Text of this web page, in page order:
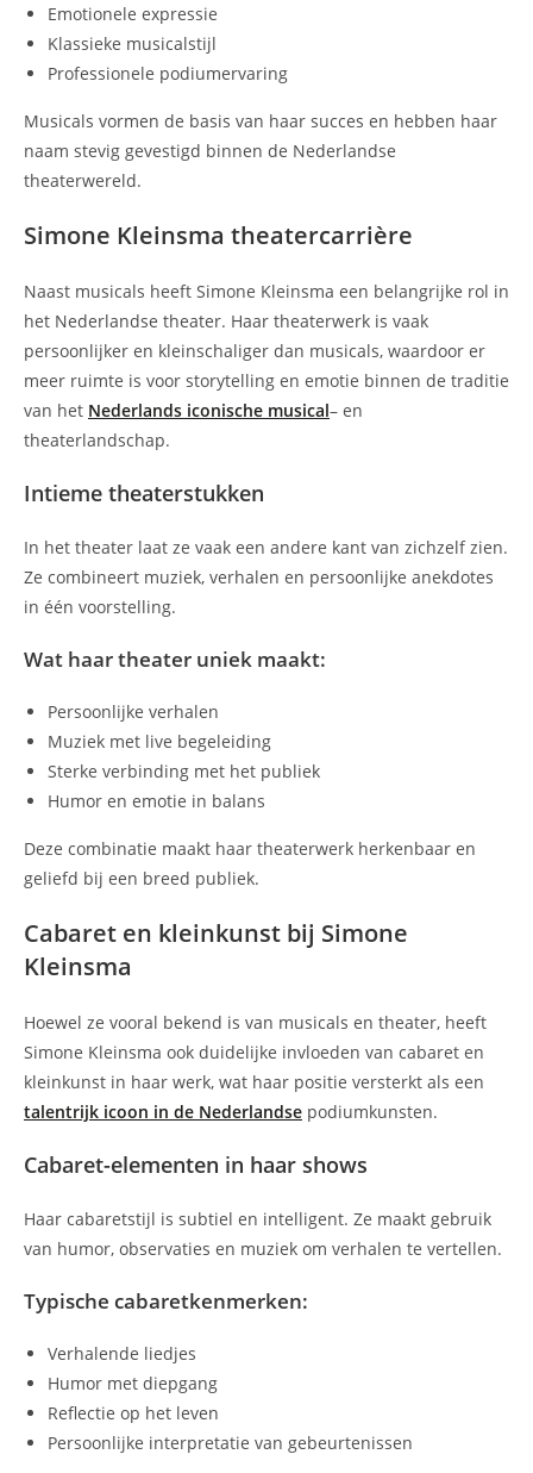
Emotionele expressie
Klassieke musicalstijl
Professionele podiumervaring
Musicals vormen de basis van haar succes en hebben haar
naam stevig gevestigd binnen de Nederlandse
theaterwereld.
Simone Kleinsma theatercarrière
Naast musicals heeft Simone Kleinsma een belangrijke rol in
het Nederlandse theater. Haar theaterwerk is vaak
persoonlijker en kleinschaliger dan musicals, waardoor er
meer ruimte is voor storytelling en emotie binnen de traditie
van het Nederlands iconische musical– en
theaterlandschap.
Intieme theaterstukken
In het theater laat ze vaak een andere kant van zichzelf zien.
Ze combineert muziek, verhalen en persoonlijke anekdotes
in één voorstelling.
Wat haar theater uniek maakt:
Persoonlijke verhalen
Muziek met live begeleiding
Sterke verbinding met het publiek
Humor en emotie in balans
Deze combinatie maakt haar theaterwerk herkenbaar en
geliefd bij een breed publiek.
Cabaret en kleinkunst bij Simone
Kleinsma
Hoewel ze vooral bekend is van musicals en theater, heeft
Simone Kleinsma ook duidelijke invloeden van cabaret en
kleinkunst in haar werk, wat haar positie versterkt als een
talentrijk icoon in de Nederlandse podiumkunsten.
Cabaret-elementen in haar shows
Haar cabaretstijl is subtiel en intelligent. Ze maakt gebruik
van humor, observaties en muziek om verhalen te vertellen.
Typische cabaretkenmerken:
Verhalende liedjes
Humor met diepgang
Reflectie op het leven
Persoonlijke interpretatie van gebeurtenissen